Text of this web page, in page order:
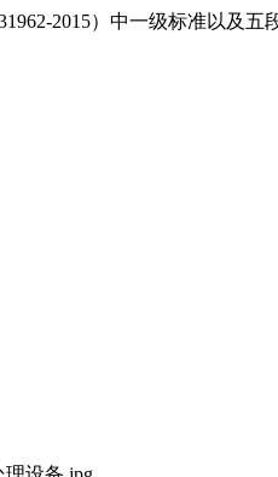
2015）中一级标准以及五